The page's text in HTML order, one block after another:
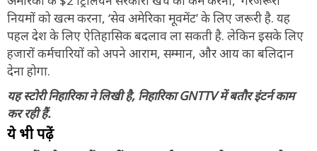
नियमों को खत्म करना, ‘सेव अमेरिका मूवमेंट’ के लिए जरूरी है. यह
पहल देश के लिए ऐतिहासिक बदलाव ला सकती है. लेकिन इसके लिए
हजारों कर्मचारियों को अपने आराम, सम्मान, और आय का बलिदान
देना होगा.
यह स्टोरी निहारिका ने लिखी है, निहारिका GNTTV में बतौर इंटर्न काम
कर रही हैं.
ये भी पढ़ें